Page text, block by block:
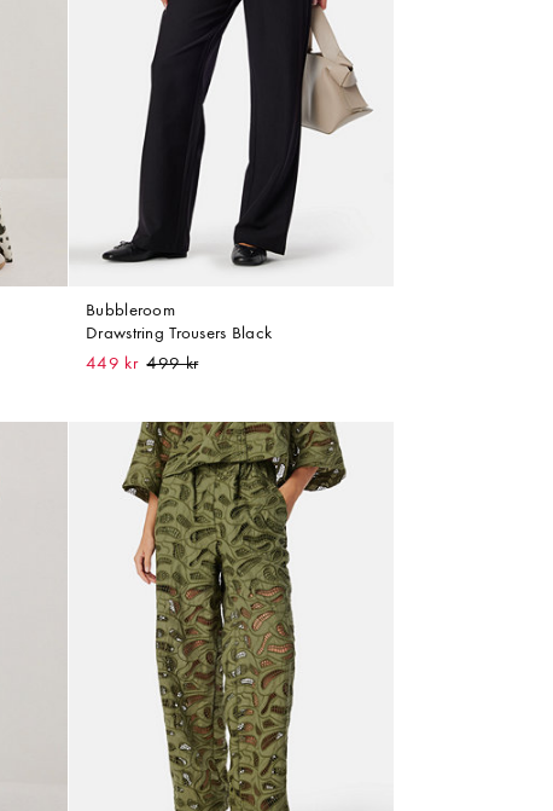
Bubbleroom
Drawstring Trousers Black
449 kr